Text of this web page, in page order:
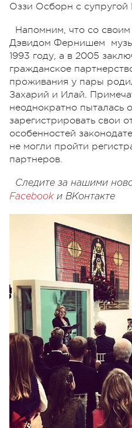
Оззи Осборн с
Напомним, что со
Дэвидом Фернишем
1993 году, а в 2005
гражданское
проживания у пары
Захарий и Илай.
неоднократно пыталась
зарегистрировать свои
особенностей
не могли пройти
партнеров.
Следите за нашими
Facebook и ВКонтакте